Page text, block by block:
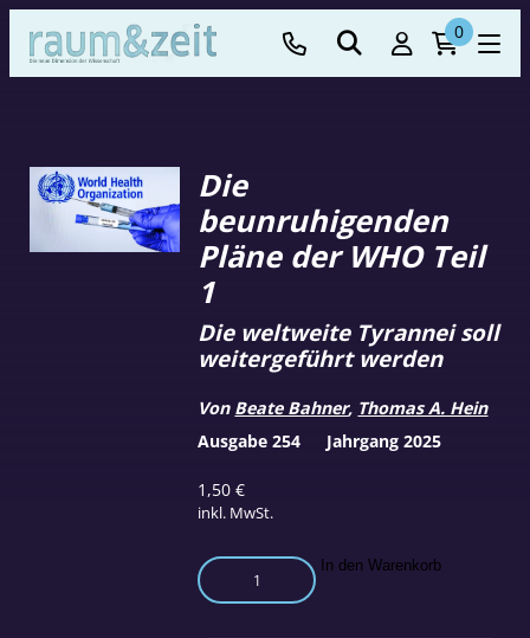
0
Die
beunruhigenden
Pläne der WHO Teil
1
1,50€
inkl. MwSt.
Die weltweite Tyrannei soll
weitergeführt werden
Von Beate Bahner, Thomas A. Hein
Die
beunruhigenden
In den Warenkorb
Ausgabe 254 Jahrgang 2025